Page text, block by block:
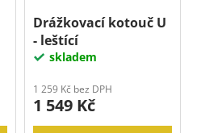
Drážkovací kotouč U
- leštící
skladem
1 259 Kč bez DPH
1 549 Kč